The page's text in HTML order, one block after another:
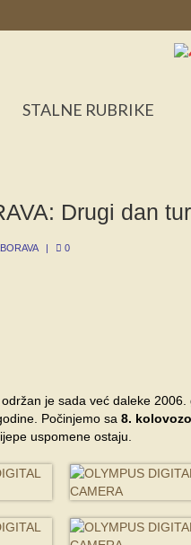
STALNE RUBRIKE
Drugi dan
| 0
je sada već daleke
Počinjemo sa 8.
uspomene ostaju.